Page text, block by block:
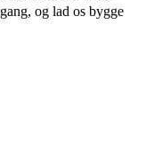
og lad os bygge